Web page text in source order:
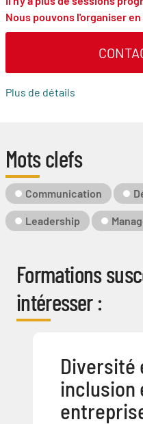
Nous pouvons l'organiser
Plus de détails
Mots clefs
Mot-
Clé
Communication
Leadership
Formations
intéresser :
Diversité
inclusion